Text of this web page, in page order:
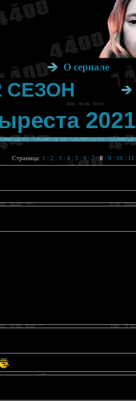
О сериале
СЕЗОН
2021
Страница: 1 : 2 : 3 : 4 : 5 : 6 :7:8 : 9 : 10 : 11